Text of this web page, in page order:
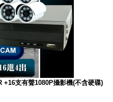
+16支有聲1080P攝影機(不含硬碟)